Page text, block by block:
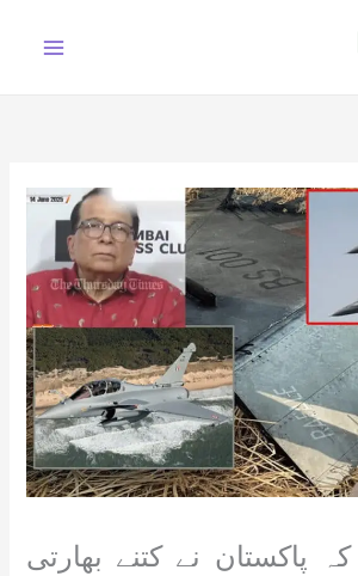
کہ پاکستان نے کتنے بھارتی